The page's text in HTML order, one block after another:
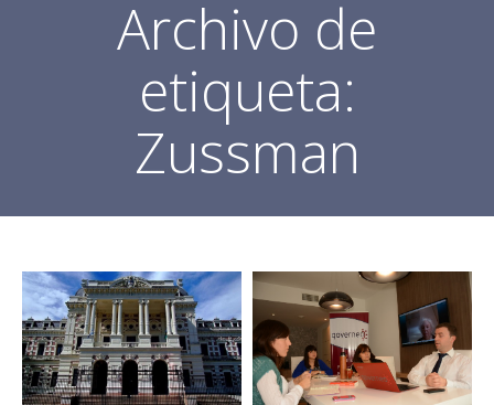
EJES TEMÁTICOS
NOVEDADES
Archivo de
etiqueta:
Zussman